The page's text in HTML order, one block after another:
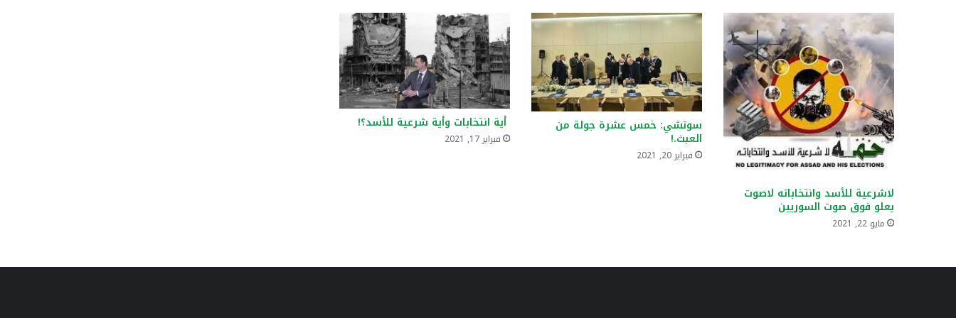
لاشرعية للأسد وانتخاباته لاصوت
يعلو فوق صوت السوريين
مايو 22, 2021
سوتشي: خمس عشرة جولة من
العبث.!
فبراير 20, 2021
أية انتخابات وأية شرعية للأسد؟!
فبراير 17, 2021